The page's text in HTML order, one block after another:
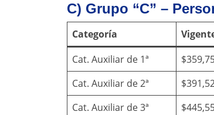
C) Grupo “C” –
Categoría
Cat. Auxiliar de 1ª
Cat. Auxiliar de 2ª
Cat. Auxiliar de 3ª